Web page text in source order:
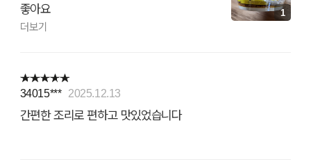
좋아요
더보기
1
34015*** 2025.12.13
간편한 조리로 편하고 맛있었습니다